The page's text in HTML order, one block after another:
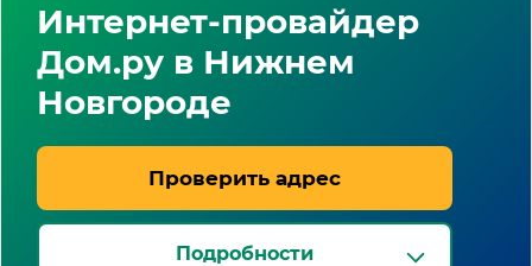
Интернет-провайдер
Дом.ру в Нижнем
Новгороде
Проверить адрес
Подробности